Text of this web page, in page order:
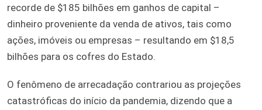
recorde de $185 bilhões em ganhos de capital –
dinheiro proveniente da venda de ativos, tais como
ações, imóveis ou empresas – resultando em $18,5
bilhões para os cofres do Estado.
O fenômeno de arrecadação contrariou as projeções
catastróficas do início da pandemia, dizendo que a